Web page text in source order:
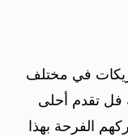
في مختلف
فل تقدم أحلى
الفرحة بهذا